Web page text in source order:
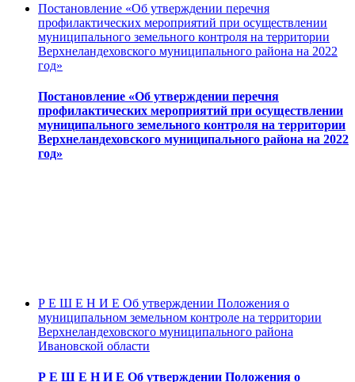
Постановление «Об утверждении перечня
профилактических мероприятий при осуществлении
муниципального земельного контроля на территории
Верхнеландеховского муниципального района на 2022
год»
Постановление «Об утверждении перечня
профилактических мероприятий при осуществлении
муниципального земельного контроля на территории
Верхнеландеховского муниципального района на 2022
год»
Р Е Ш Е Н И Е Об утверждении Положения о
муниципальном земельном контроле на территории
Верхнеландеховского муниципального района
Ивановской области
Р Е Ш Е Н И Е Об утверждении Положения о